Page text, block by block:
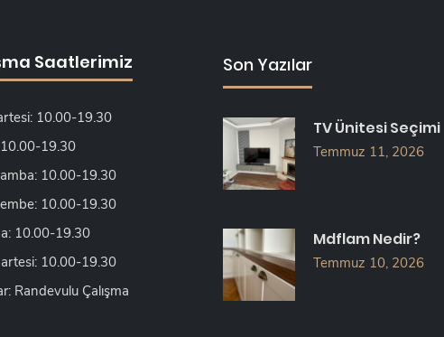
Saatlerimiz
10.00-19.30
10.00-19.30
10.00-19.30
10.00-19.30
10.00-19.30
10.00-19.30
Randevulu Çalışma
Son Yazılar
TV Ünitesi Seçimi
Temmuz 11, 2026
Mdflam Nedir?
Temmuz 10, 2026